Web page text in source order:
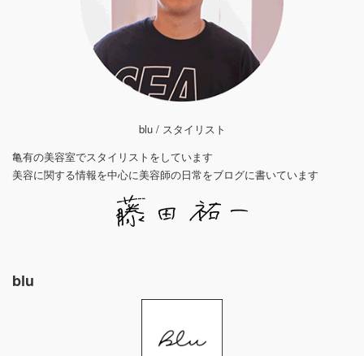
blu / スタイリスト
亀有の美容室でスタイリストをしています
美容に関する情報を中心に美容師の日常をブログに書いています
blu